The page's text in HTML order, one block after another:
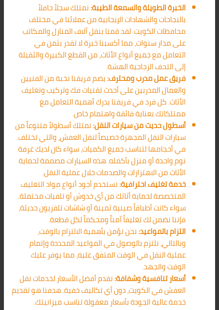
الخبرة الطويلة والسمعة الطيبة:نمتلك سجلاً حافلاً
بالنجاحات والشهادات الإيجابية من عملائنا في مختلف
محافظات الكويت. لقد قمنا بنقل آلاف المنازل والمكاتب
على مدار سنوات، مما أكسبنا خبرة لا تقدر بثمن في
التعامل مع جميع أنواع الأثاث، من القطع الكبيرة والثقيلة
إلى التحف الزجاجية الهشة.
فريق عمل مدرب ومحترف:يضم فريقنا نخبة من الفنيين
والعمال المدربين على أحدث تقنيات فك وتركيب وتغليف
الأثاث. كل فرد في فريقنا يدرك أهمية التعامل مع
ممتلكاتك بعناية فائقة واهتمام خاص.
أسطول حديث من سيارات النقل:نمتلك أسطولاً متنوعاً من
سيارات النقل المجهزة خصيصاً لنقل العفش، والتي تختلف
في أحجامها لتناسب جميع الكميات، سواء كان لديك غرفة
نوم واحدة أو منزل بأكمله. هذه السيارات مصممة لحماية
الأثاث من الاهتزازات والصدمات خلال عملية النقل.
خدمة تغليف احترافية:نستخدم أجود أنواع مواد التغليف
المتخصصة لحماية أثاثك من أي خدوش أو تلفيات محتملة.
سواء كانت أطباقاً صينية ثمينة أو شاشات تلفزيون حديثة،
فإننا نضمن لك تغليفاً آمناً ومحكماً لكل قطعة.
التزام بالمواعيد:نحن نؤمن بأهمية الالتزام بالوقت،
وبالتالي، نلتزم بالوصول في المواعيد المحددة وإتمام
عملية النقل في الوقت المتفق عليه، مما يوفر عليك
الوقت والجهد.
أسعار تنافسية وشفافة:نقدم أفضل الأسعار لخدمات نقل
العفش في الكويت، دون أي تكاليف خفية. هدفنا هو تقديم
خدمة عالية الجودة بأسعار معقولة تناسب ميزانيتك.